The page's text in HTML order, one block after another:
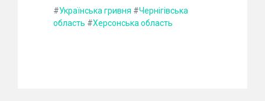
#Українська гривня #Чернігівська
область #Херсонська область